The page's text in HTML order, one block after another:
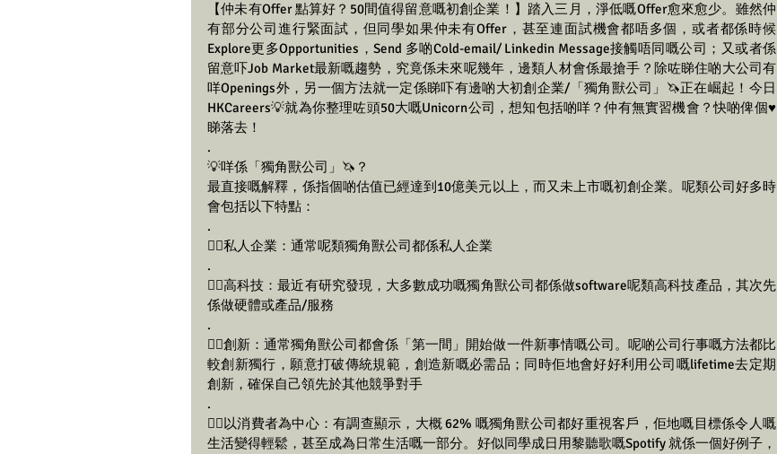
【仲未有Offer 點算好？50間值得留意嘅初創企業！】踏入三月，淨低嘅Offer愈來愈少。雖然仲
有部分公司進行緊面試，但同學如果仲未有Offer，甚至連面試機會都唔多個，或者都係時候
Explore更多Opportunities，Send 多啲Cold-email/ Linkedin Message接觸唔同嘅公司；又或者係
留意吓Job Market最新嘅趨勢，究竟係未來呢幾年，邊類人材會係最搶手？除咗睇住啲大公司有
咩Openings外，另一個方法就一定係睇吓有邊啲大初創企業/「獨角獸公司」🦄正在崛起！今日
HKCareers💡就為你整理咗頭50大嘅Unicorn公司，想知包括啲咩？仲有無實習機會？快啲俾個♥️
睇落去！
.
💡咩係「獨角獸公司」🦄？
最直接嘅解釋，係指個啲估值已經達到10億美元以上，而又未上市嘅初創企業。呢類公司好多時
會包括以下特點：
.
👉🏻私人企業：通常呢類獨角獸公司都係私人企業
.
👉🏻高科技：最近有研究發現，大多數成功嘅獨角獸公司都係做software呢類高科技產品，其次先
係做硬體或產品/服務
.
👉🏻創新：通常獨角獸公司都會係「第一間」開始做一件新事情嘅公司。呢啲公司行事嘅方法都比
較創新獨行，願意打破傳統規範，創造新嘅必需品；同時佢地會好好利用公司嘅lifetime去定期
創新，確保自己領先於其他競爭對手
.
👉🏻以消費者為中心：有調查顯示，大概 62% 嘅獨角獸公司都好重視客戶，佢地嘅目標係令人嘅
生活變得輕鬆，甚至成為日常生活嘅一部分。好似同學成日用黎聽歌嘅Spotify 就係一個好例子，